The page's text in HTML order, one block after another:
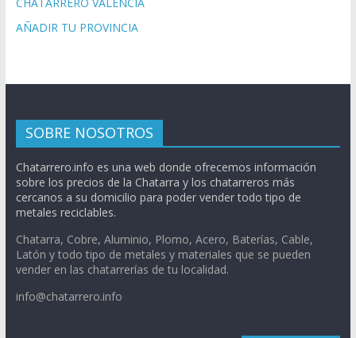
AÑADIR TU PROVINCIA
SOBRE NOSOTROS
Chatarrero.info es una web donde ofrecemos información
sobre los precios de la Chatarra y los chatarreros más
cercanos a su domicilio para poder vender todo tipo de
metales reciclables.
Chatarra, Cobre, Aluminio, Plomo, Acero, Baterías, Cable,
Latón y todo tipo de metales y materiales que se pueden
vender en las chatarrerías de tu localidad.
info@chatarrero.info